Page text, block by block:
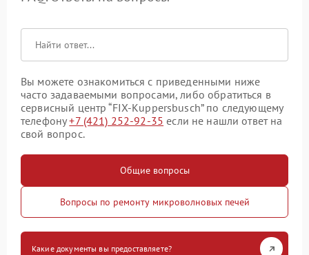
Вы можете ознакомиться с приведенными ниже
часто задаваемыми вопросами, либо обратиться в
сервисный центр “FIX-Kuppersbusch” по следующему
телефону+7 (421) 252-92-35 если не нашли ответ на
свой вопрос.
Общие вопросы
Вопросы по ремонту микроволновых печей
Какие документы вы предоставляете?